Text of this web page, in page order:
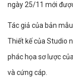
ngày 25/11 mới
Tác giả của bản
Thiết kế của Studio
phác họa sơ lược
và cứng cáp.